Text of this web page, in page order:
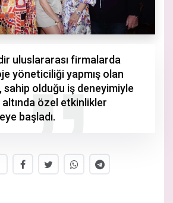
uluslararası firmalarda
yöneticiliği yapmış olan
olduğu iş deneyimiyle
altında özel etkinlikler
başladı.